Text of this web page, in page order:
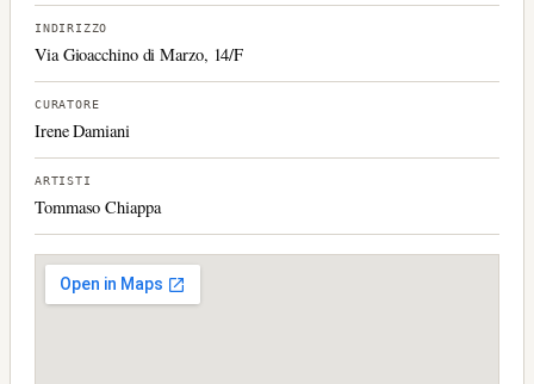
INDIRIZZO
Via Gioacchino di Marzo, 14/F
CURATORE
Irene Damiani
ARTISTI
Tommaso Chiappa